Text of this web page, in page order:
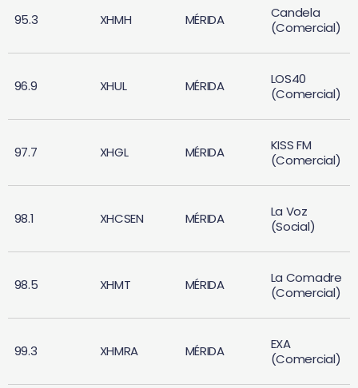
95.3 XHMH MÉRIDA
Candela
(Comercial)
96.9 XHUL MÉRIDA
LOS40
(Comercial)
97.7 XHGL MÉRIDA
KISS FM
(Comercial)
98.1 XHCSEN MÉRIDA
La Voz
(Social)
98.5 XHMT MÉRIDA
La Comadre
(Comercial)
99.3 XHMRA MÉRIDA
EXA
(Comercial)